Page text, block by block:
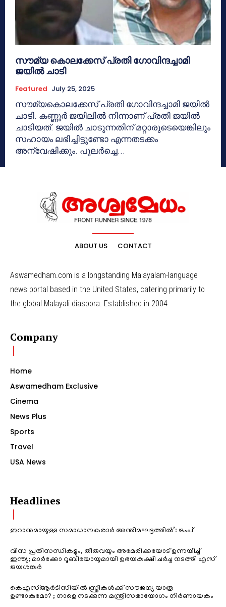
സൗമ്യ കൊലക്കേസ് പ്രതി ഗോവിന്ദച്ചാമി
ജയില്‍ ചാടി
Featured July 25, 2025
സൗമ്യകൊലക്കേസ് പ്രതി ഗോവിന്ദച്ചാമി ജയില്‍
ചാടി. കണ്ണൂര്‍ ജയിലില്‍ നിന്നാണ് പ്രതി ജയില്‍
ചാടിയത്. ജയില്‍ ചാടുന്നതിന് മറ്റാരുടെയെങ്കിലും
സഹായം ലഭിച്ചിട്ടുണ്ടോ എന്നതടക്കം
അന്വേഷിക്കും. പുലര്‍ച്ചെ...
ABOUT US CONTACT
Aswamedham.com is a longstanding Malayalam-language
news portal based in the United States, catering primarily to
the global Malayali diaspora. Established in 2004
Company
Home
Aswamedham Exclusive
Cinema
News Plus
Sports
Travel
USA News
Headlines
ഇറാനുമായുള്ള സമാധാനകരാർ അന്തിമഘട്ടത്തിൽ‌’: ട്രംപ്
വിസ പ്രതിസന്ധികളും, തീരുവയും അമേരിക്കയോട് ഉന്നയിച്ച്
ഇന്ത്യ; മാർക്കോ റൂബിയോയുമായി ഉഭയകക്ഷി ചർച്ച നടത്തി എസ്
ജയശങ്കർ
കെഎസ്ആർടിസിയിൽ സ്ത്രീകൾക്ക് സൗജന്യ യാത്ര
ഉണ്ടാകുമോ? ; നാളെ നടക്കുന്ന മന്ത്രിസഭായോഗം നിർണായകം